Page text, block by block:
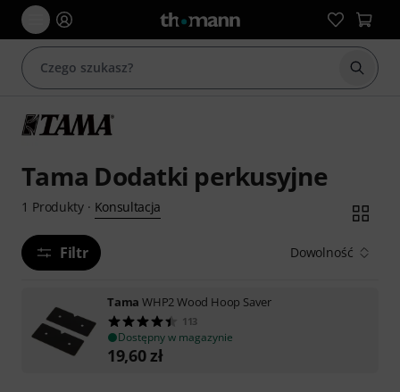
Tama Dodatki perkusyjne
1 Produkty· Konsultacja
Filtr Dowolność
Tama WHP2 Wood Hoop Saver
113
Dostępny w magazynie
19,60zł